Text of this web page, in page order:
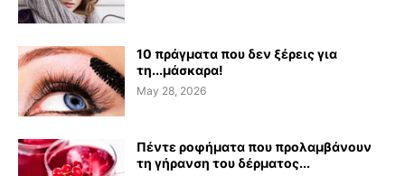
10 πράγματα που δεν ξέρεις για
τη...μάσκαρα!
May 28, 2026
Πέντε ροφήματα που προλαμβάνουν
τη γήρανση του δέρματος...